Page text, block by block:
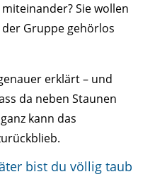
Sie wollen
Gruppe gehörlos
erklärt – und
da neben Staunen
kann das
bist du völlig taub